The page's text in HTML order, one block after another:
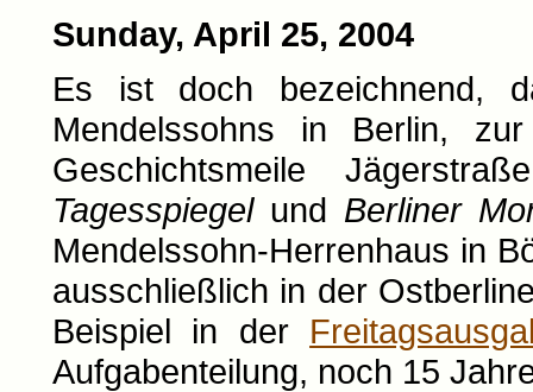
Sunday, April 25, 2004
Es ist doch bezeichnend,
Mendelssohns in Berlin,
Geschichtsmeile
Tagesspiegelund Berliner
Mendelssohn-Herrenhaus in
ausschließlich in der
Beispiel in der
Aufgabenteilung, noch 15